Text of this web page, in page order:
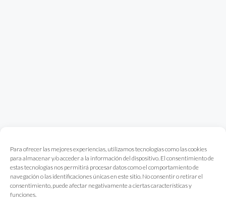
Para ofrecer las mejores experiencias, utilizamos tecnologías como las cookies
para almacenar y/o acceder a la información del dispositivo. El consentimiento de
estas tecnologías nos permitirá procesar datos como el comportamiento de
navegación o las identificaciones únicas en este sitio. No consentir o retirar el
consentimiento, puede afectar negativamente a ciertas características y
funciones.